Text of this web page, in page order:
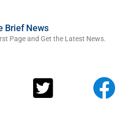
Brief News
Page and Get the Latest News.